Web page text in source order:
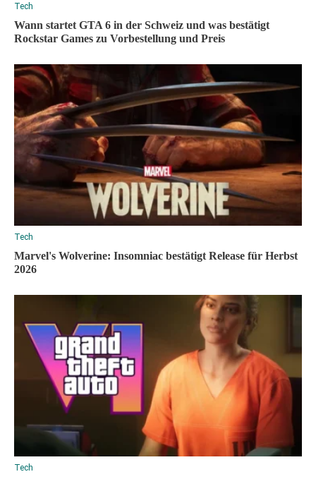
Tech
Wann startet GTA 6 in der Schweiz und was bestätigt
Rockstar Games zu Vorbestellung und Preis
Tech
Marvel's Wolverine: Insomniac bestätigt Release für Herbst
2026
Tech